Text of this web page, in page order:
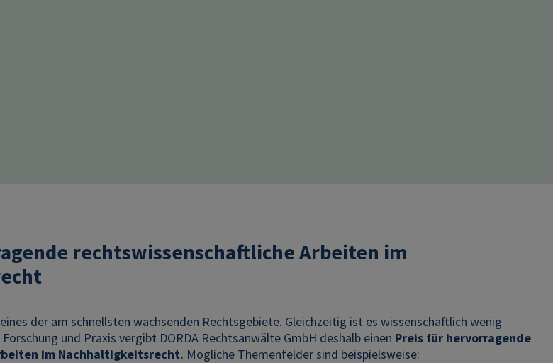
rechtswissenschaftliche Arbeiten im
der am schnellsten wachsenden Rechtsgebiete. Gleichzeitig ist es wissenschaftlich wenig
und Praxis vergibt DORDA Rechtsanwälte GmbH deshalb einen Preis für hervorragende
im Nachhaltigkeitsrecht. Mögliche Themenfelder sind beispielsweise: